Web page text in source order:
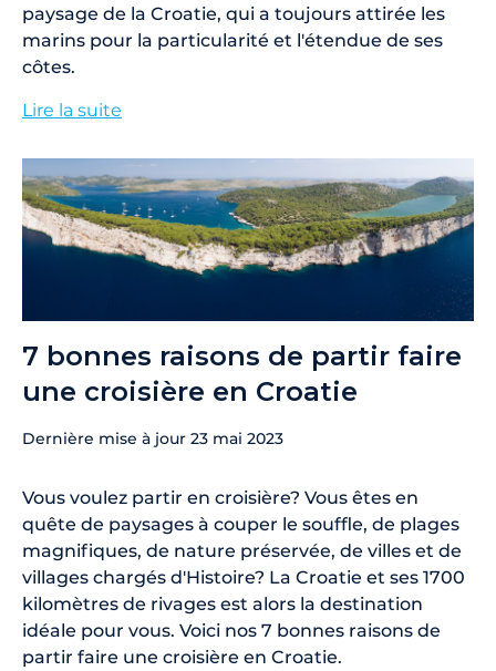
paysage de la Croatie, qui a toujours attirée les
marins pour la particularité et l'étendue de ses
côtes.
Lire la suite
7 bonnes raisons de partir faire
une croisière en Croatie
Dernière mise à jour 23 mai 2023
Vous voulez partir en croisière? Vous êtes en
quête de paysages à couper le souffle, de plages
magnifiques, de nature préservée, de villes et de
villages chargés d'Histoire? La Croatie et ses 1700
kilomètres de rivages est alors la destination
idéale pour vous. Voici nos 7 bonnes raisons de
partir faire une croisière en Croatie.